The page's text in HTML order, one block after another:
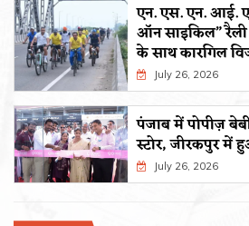
एन. एस. एन. आई.
ऑन साइकिल”
के साथ कारगिल
July 26, 2026
पंजाब में पोपीज़
स्टोर, जीरकपुर में
July 26, 2026